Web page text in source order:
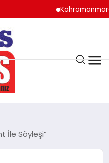
Kahramanmaraş’ta
İle Söyleşi”